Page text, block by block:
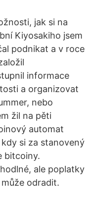
jak si na
Kiyosakiho jsem
podnikat a v roce
informace
a organizovat
nebo
žil na pěti
automat
si za stanovený
bitcoiny.
ale poplatky
odradit.